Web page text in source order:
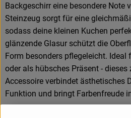
Backgeschirr eine besondere Note
Steinzeug sorgt für eine
sodass deine kleinen Kuchen
glänzende Glasur schützt die
Form besonders pflegeleicht. Ideal
oder als hübsches Präsent -
Accessoire verbindet ästhetisches
Funktion und bringt Farbenfreude